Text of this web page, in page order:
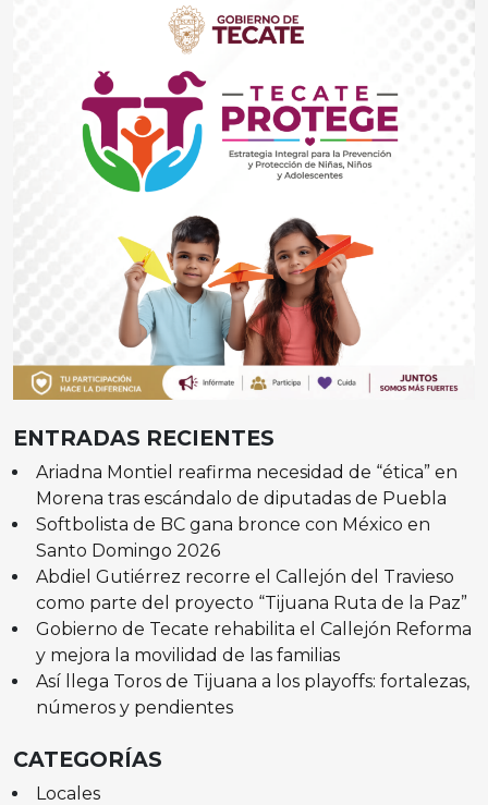
ENTRADAS RECIENTES
Ariadna Montiel reafirma necesidad de “ética” en
Morena tras escándalo de diputadas de Puebla
Softbolista de BC gana bronce con México en
Santo Domingo 2026
Abdiel Gutiérrez recorre el Callejón del Travieso
como parte del proyecto “Tijuana Ruta de la Paz”
Gobierno de Tecate rehabilita el Callejón Reforma
y mejora la movilidad de las familias
Así llega Toros de Tijuana a los playoffs: fortalezas,
números y pendientes
CATEGORÍAS
Locales